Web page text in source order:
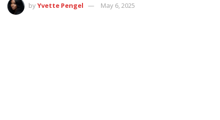
byYvette Pengel May 6, 2025